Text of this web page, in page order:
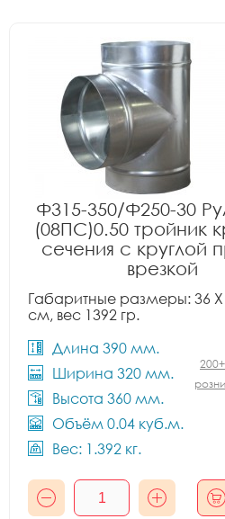
Ф315-350/Ф250-30
(08ПС)0.50 тройник
сечения с круглой
врезкой
Габаритные размеры: 36 X
см, вес 1392 гр.
Длина 390 мм.
Ширина 320 мм.
Высота 360 мм.
Объём 0.04 куб.м.
Вес: 1.392 кг.